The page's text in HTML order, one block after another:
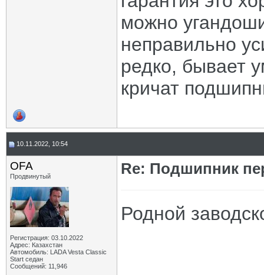
можно
неправильно
редко, бывает
кричат
10.11.2022, 10:54
OFA
Продвинутый
Регистрация: 03.10.2022
Адрес: Казахстан
Автомобиль: LADA Vesta Classic
Start седан
Сообщений: 11,946
Re: Подшипник
Родной